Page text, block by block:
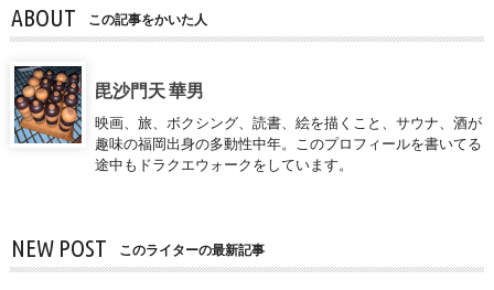
ABOUT この記事をかいた人
毘沙門天 華男
映画、旅、ボクシング、読書、絵を描くこと、サウナ、酒が
趣味の福岡出身の多動性中年。このプロフィールを書いてる
途中もドラクエウォークをしています。
NEW POST このライターの最新記事